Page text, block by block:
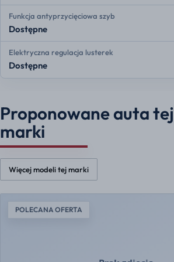
Funkcja antyprzycięciowa szyb
Dostępne
Elektryczna regulacja lusterek
Dostępne
Proponowane auta
marki
Więcej modeli tej marki
POLECANA OFERTA